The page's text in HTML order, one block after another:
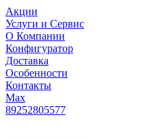
Акции
Услуги и Сервис
О Компании
Конфигуратор
Доставка
Особенности
Контакты
Max
89252805577